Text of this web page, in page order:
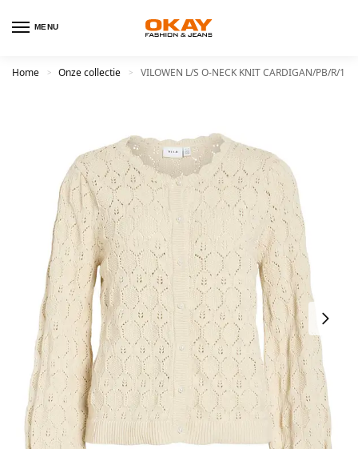
MENU
Home > Onze collectie > VILOWEN L/S O-NECK KNIT CARDIGAN/PB/R/1